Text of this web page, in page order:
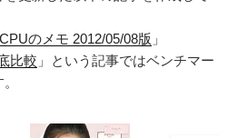
のメモ 2012/05/08版 」
比較 」という記事ではベンチマー